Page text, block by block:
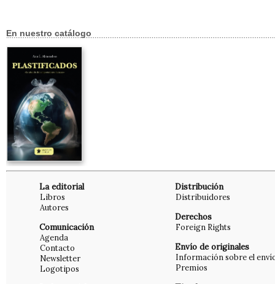
En nuestro catálogo
La editorial
Libros
Autores
Comunicación
Agenda
Contacto
Newsletter
Logotipos
Distribución
Distribuidores
Derechos
Foreign Rights
Envío de originales
Información sobre el
Premios